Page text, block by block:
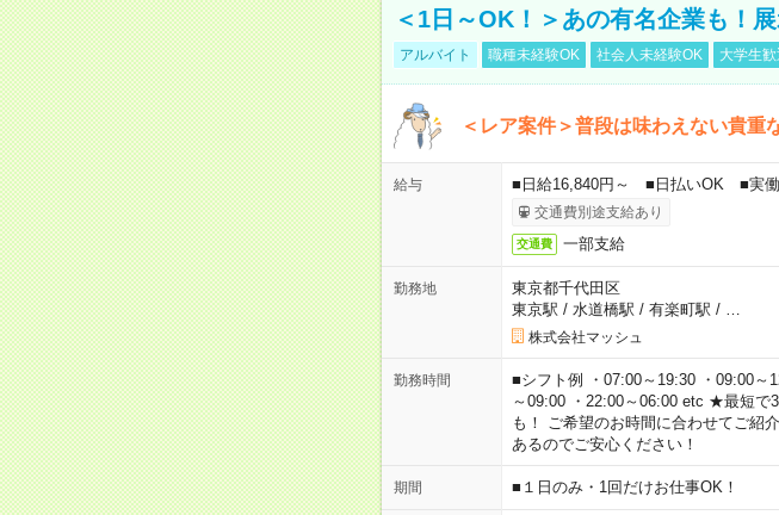
＜1日～OK！＞あの有名企業も！
アルバイト 職種未経験OK 社会人未経験OK 大学生歓
＜レア案件＞普段は味わえない貴重
給与 ■日給16,840円～ ■日払いOK ■実働
交通費別途支給あり
交通費 一部支給
勤務地
東京都千代田区
東京駅 / 水道橋駅 / 有楽町駅 /
株式会社マッシュ
勤務時間
■シフト例 ・07:00～19:30 ・09:00～
～09:00 ・22:00～06:00 etc ★最短で
も！ ご希望のお時間に合わせてご
あるのでご安心ください！
期間 ■１日のみ・1回だけお仕事OK！